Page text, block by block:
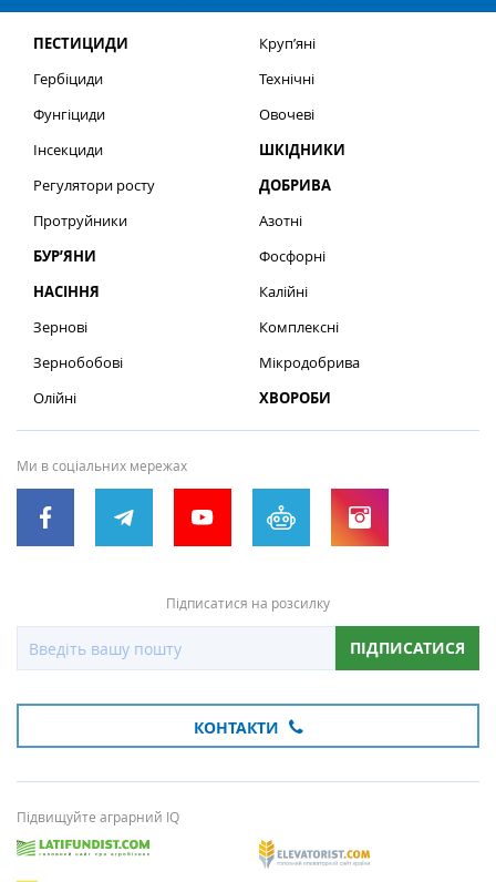
ПЕСТИЦИДИ
Гербіциди
Фунгіциди
Інсекциди
Регулятори росту
Протруйники
БУР’ЯНИ
НАСІННЯ
Зернові
Зернобобові
Олійні
Круп’яні
Технічні
Овочеві
ШКІДНИКИ
ДОБРИВА
Азотні
Фосфорні
Калійні
Комплексні
Мікродобрива
ХВОРОБИ
Ми в соціальних мережах
Підписатися на розсилку
ПІДПИСАТИСЯ
КОНТАКТИ
Підвищуйте аграрний IQ